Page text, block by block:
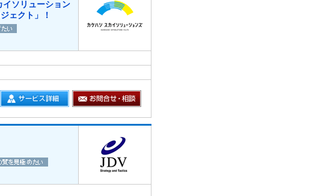
イソリューション
ェクト」！